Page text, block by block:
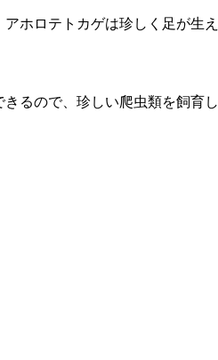
ホロテトカゲは珍しく足が生え
るので、珍しい爬虫類を飼育し